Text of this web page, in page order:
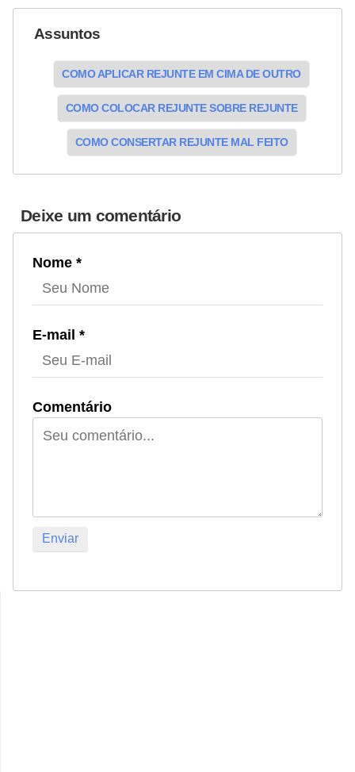
Assuntos
COMO APLICAR REJUNTE EM CIMA DE OUTRO
COMO COLOCAR REJUNTE SOBRE REJUNTE
COMO CONSERTAR REJUNTE MAL FEITO
Deixe um comentário
Nome *
E-mail *
Comentário